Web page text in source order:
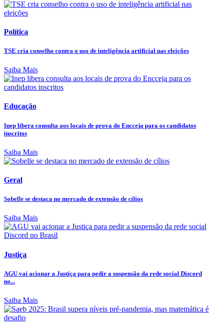
Política
TSE cria conselho contra o uso de inteligência artificial nas eleições
Saiba Mais
Educação
Inep libera consulta aos locais de prova do Encceja para os candidatos
inscritos
Saiba Mais
Geral
Sobelle se destaca no mercado de extensão de cílios
Saiba Mais
Justiça
AGU vai acionar a Justiça para pedir a suspensão da rede social Discord
no...
Saiba Mais